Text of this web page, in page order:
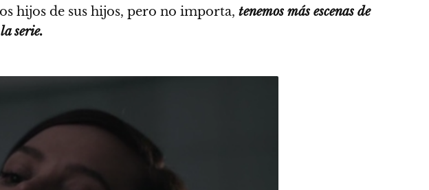
hijos de sus hijos, pero no importa, tenemos más escenas de
serie.